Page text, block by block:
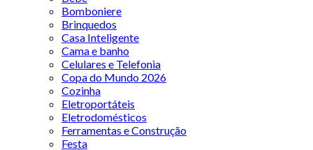
Bomboniere
Brinquedos
Casa Inteligente
Cama e banho
Celulares e Telefonia
Copa do Mundo 2026
Cozinha
Eletroportáteis
Eletrodomésticos
Ferramentas e Construção
Festa